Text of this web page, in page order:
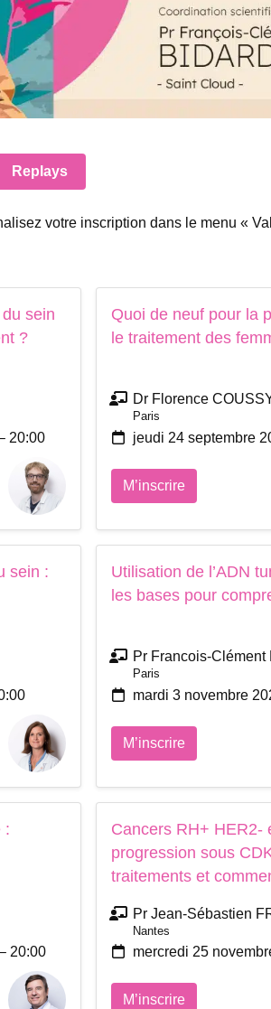
Replays
votre inscription dans le menu «
sein
?
20:00
Quoi de neuf pour la
le traitement des
Dr Florence
Paris
jeudi 24 septembre
M’inscrire
sein :
Utilisation de l’ADN
les bases pour
Pr Francois-Clément
Paris
mardi 3 novembre
M’inscrire
:
20:00
Cancers RH+ HER2-
progression sous
traitements et
Pr Jean-Sébastien
Nantes
mercredi 25
M’inscrire